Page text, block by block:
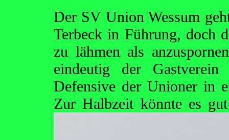
Der SV Union Wessum
Terbeck in Führung, doch
zu lähmen als
eindeutig der
Defensive der Unioner in
Zur Halbzeit könnte es